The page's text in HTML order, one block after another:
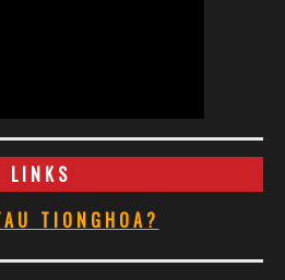
LINKS
TIONGHOA?